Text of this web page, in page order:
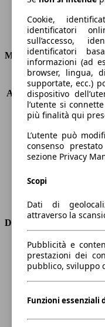
Consumi
Motore e Prestazioni
KW (PS)
Accelerazione (0-100
Velocità massima (km/
Numero di marce
Coppia
Cilindrata
Carburante
Trasmissione
Dimensioni
Lunghezza
Altezza
Larghezza
Peso massimo
Cookie,
identificatori
sull’accesso,
identificatori
informazioni (ad
browser, lingua,
supportate, ecc.)
dispositivo
l’utente si
più finalità qui
L’utente può
consenso
sezione Privacy
Scopi
Dati di
attraverso la
Pubblicità e
prestazioni dei
pubblico, sviluppo
Funzioni essenziali